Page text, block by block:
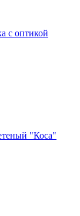
с оптикой
"Коса"